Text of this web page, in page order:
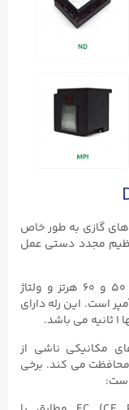
های گازی به‌ طور خاص
مجدد دستی عمل
رله مشعل برهما (BRAHMA) با فرکانس‌های ۵۰ و ۶۰ هرتز و ولتاژ
کار می‌کند و توان آن ۳ ولت آمپر است. این رله دارای
مکانیکی ناشی از
محافظت می کند. برخی